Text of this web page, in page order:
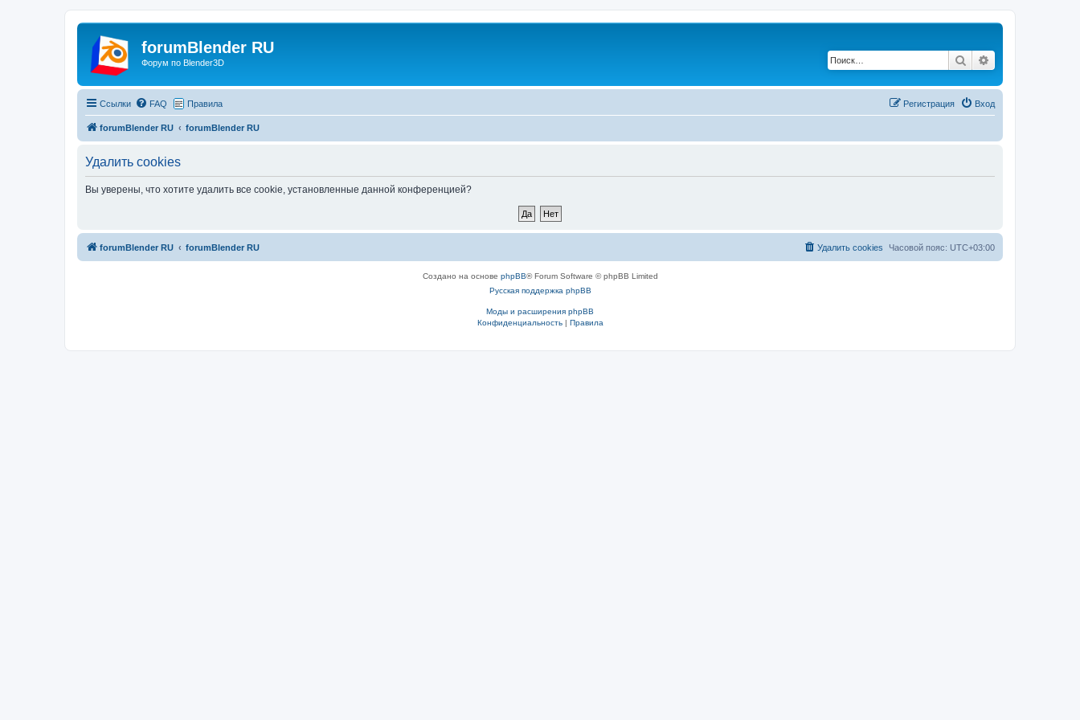
forumBlender RU
Форум по Blender3D Поиск
Ссылки FAQ Правила Вход
Регистрация
forumBlender RU forumBlender RU
Удалить cookies
Вы уверены, что хотите удалить все cookie, установленные данной конференцией?
forumBlender RU forumBlender RU Часовой пояс: UTC+03:00
Удалить cookies
Создано на основе phpBB® Forum Software © phpBB Limited
Русская поддержка phpBB
Моды и расширения phpBB
Конфиденциальность| Правила